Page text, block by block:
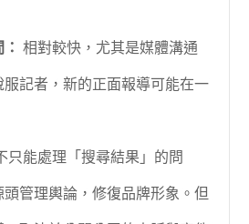
相對較快，尤其是媒體溝通
記者，新的正面報導可能在一
只能處理「搜尋結果」的問
管理輿論，修復品牌形象。但